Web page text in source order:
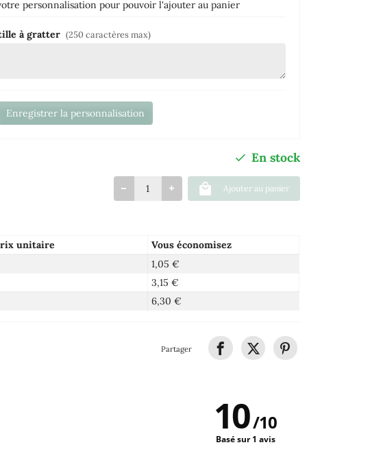
personnalisation pour pouvoir l'ajouter au panier
à gratter (250 caractères max)
Enregistrer la personnalisation
En stock
Ajouter au panier
unitaire
Vous économisez
1,05 €
3,15 €
6,30 €
Partager
10/10
Basé sur 1 avis